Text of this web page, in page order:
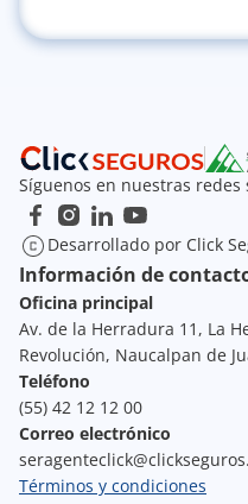
Síguenos en nuestras redes
Desarrollado por Click
Información de
Oficina principal
Av. de la Herradura 11, La
Revolución, Naucalpan de
Teléfono
(55) 42 12 12 00
Correo electrónico
Términos y condiciones